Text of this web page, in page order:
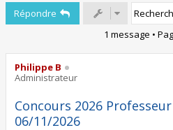
Répondre
1 message •
Philippe B
Administrateur
Concours 2026
06/11/2026